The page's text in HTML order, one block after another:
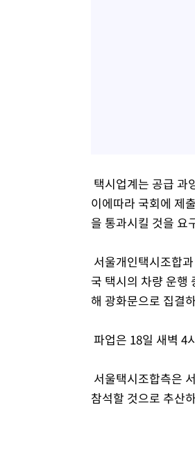
택시업계는 공급 과
이에따라 국회에 제
을 통과시킬 것을 요
서울개인택시조합
국 택시의 차량 운행
해 광화문으로 집결
파업은 18일 새벽 4
서울택시조합측은
참석할 것으로 추산